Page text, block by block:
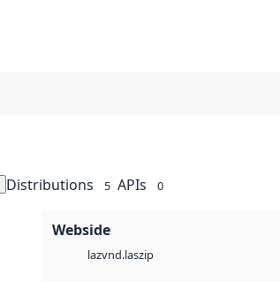
Distributions 5 APIs 0
Webside
lazvnd.laszip